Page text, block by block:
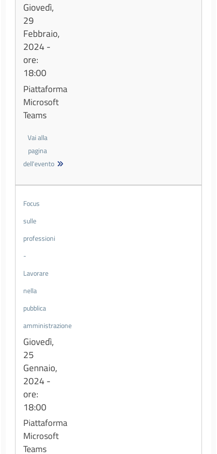
Giovedì,
29
Febbraio,
2024 -
ore:
18:00
Piattaforma
Microsoft
Teams
Vai alla
pagina
dell'evento
Focus
sulle
professioni
-
Lavorare
nella
pubblica
amministrazione
Giovedì,
25
Gennaio,
2024 -
ore:
18:00
Piattaforma
Microsoft
Teams